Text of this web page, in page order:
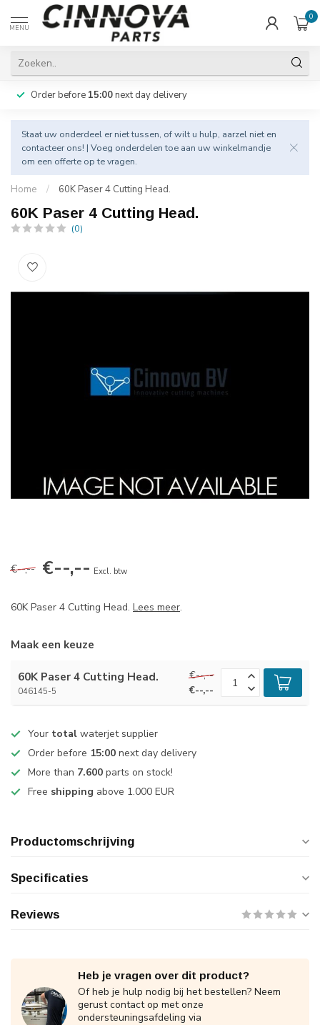
MENU
0
Order before 15:00next day delivery
Staat uw onderdeel er niet tussen, of wilt u hulp, aarzel niet en
contacteer ons! | Voeg onderdelen toe aan uw winkelmandje
om een offerte op te vragen.
Home / 60K Paser 4 Cutting Head.
60K Paser 4 Cutting Head.
(0)
€--,-- €--,-- Excl. btw
60K Paser 4 Cutting Head. Lees meer.
Maak een keuze
60K Paser 4 Cutting Head.
046145-5
€--,--
€--,--
Your total waterjet supplier
Order before 15:00 next day delivery
More than 7.600 parts on stock!
Free shipping above 1.000 EUR
Productomschrijving
Specificaties
Reviews
Heb je vragen over dit product?
Of heb je hulp nodig bij het bestellen? Neem
gerust contact op met onze
ondersteuningsafdeling via